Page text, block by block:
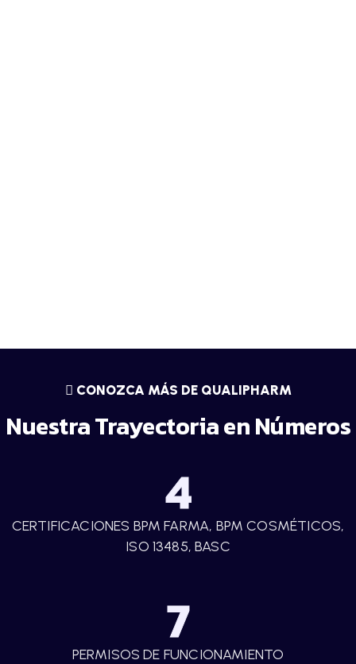
E
P
CONOZCA MÁS DE QUALIPHARM
Nuestra Trayectoria en Números
4
CERTIFICACIONES BPM FARMA, BPM COSMÉTICOS,
ISO 13485, BASC
7
PERMISOS DE FUNCIONAMIENTO